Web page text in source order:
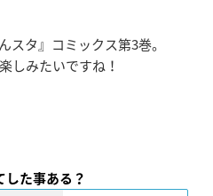
スタ』コミックス第3巻。
しみたいですね！
した事ある？